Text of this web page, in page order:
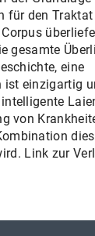
für den Traktat
gesamte
eine
ist einzigartig
von
Link zur